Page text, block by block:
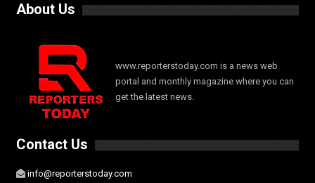
About Us
www.reporterstoday.com is a news web
portal and monthly magazine where you can
get the latest news.
Contact Us
info@reporterstoday.com